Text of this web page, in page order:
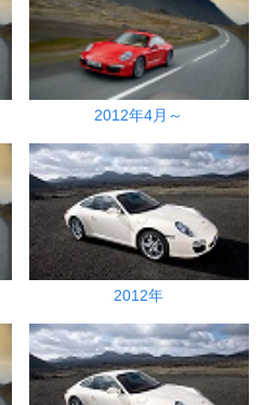
2012年4月～
2012年